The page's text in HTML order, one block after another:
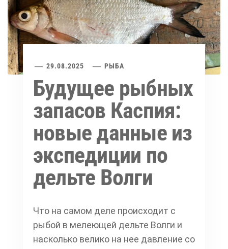
29.08.2025 РЫБА
Будущее рыбных
запасов Каспия:
новые данные из
экспедиции по
дельте Волги
Что на самом деле происходит с
рыбой в мелеющей дельте Волги и
насколько велико на нее давление со